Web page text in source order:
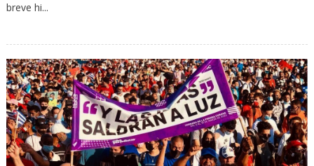
breve hi...